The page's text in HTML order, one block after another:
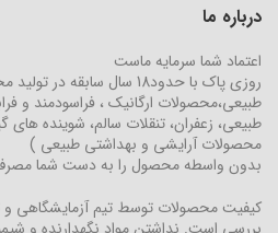
درباره ما
اعتماد شما سرمایه ماست
روزی پاک با حدود18 سال سابقه
طبیعی،محصولات ارگانیک ، فراسودمند و
طبیعی، زعفران، تنقلات سالم، شوینده
محصولات آرایشی و بهداشتی طبیعی )
بدون واسطه محصول را به دست شما
کیفیت محصولات توسط تیم آزمایشگاهی و
بررسی است. نداشتن مواد نگهدارنده و